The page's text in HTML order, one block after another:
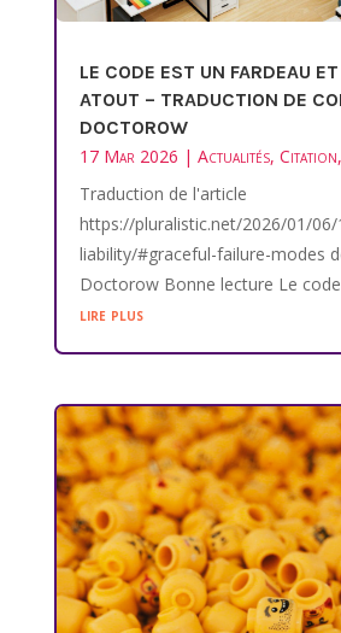
LE CODE EST UN FARDEAU
ATOUT – TRADUCTION DE
DOCTOROW
17 Mar 2026 | Actualités, Citation,
Traduction de l'article
https://pluralistic.net/2026/01/06/
liability/#graceful-failure-modes
Doctorow Bonne lecture Le
lire plus